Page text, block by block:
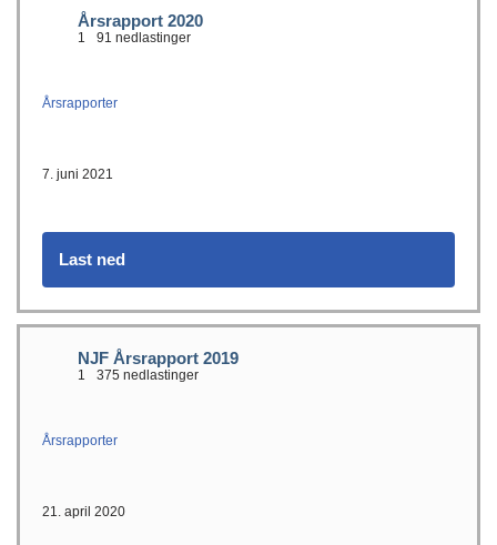
Årsrapport 2020
1 91 nedlastinger
Årsrapporter
7. juni 2021
Last ned
NJF Årsrapport 2019
1 375 nedlastinger
Årsrapporter
21. april 2020